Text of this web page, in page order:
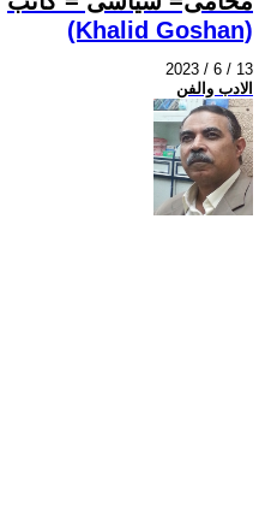
(Khalid Goshan)
2023 / 6 / 13
الادب والفن